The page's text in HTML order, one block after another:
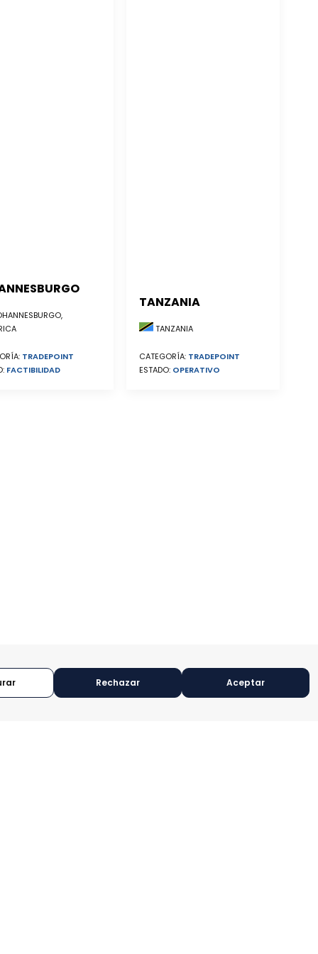
TRADEPOINT
FACTIBILIDAD
TANZANIA
TANZANIA
CATEGORÍA: TRADEPOINT
ESTADO: OPERATIVO
Rechazar Aceptar